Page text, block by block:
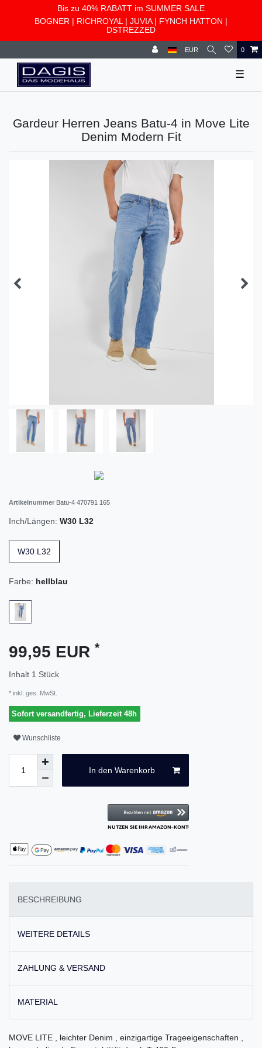
Bis zu 40% RABATT im SUMMER SALE
BOGNER | RICHROYAL | JUVIA| FYNCH HATTON |
DSTREZZED
EUR 0
☰
Gardeur Herren Jeans Batu-4 in Move Lite
Denim Modern Fit
Artikelnummer Batu-4 470791 165
Inch/Längen: W30 L32
W30 L32
Farbe: hellblau
99,95 EUR *
Inhalt 1 Stück
* inkl. ges. MwSt.
Sofort versandfertig, Lieferzeit 48h
Wunschliste
In den Warenkorb
BESCHREIBUNG
WEITERE DETAILS
ZAHLUNG & VERSAND
MATERIAL
MOVE LITE , leichter Denim , einzigartige Trageeigenschaften ,